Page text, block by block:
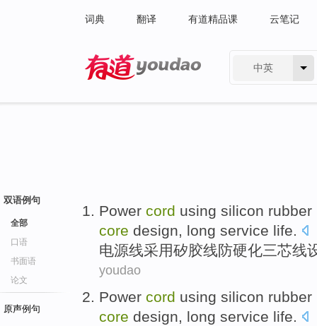
词典 翻译 有道精品课 云笔记
中英
双语例句
全部
口语
书面语
论文
原声例句
Power cord using silicon rubber
core design, long service life.
电源线采用矽胶线防硬化三芯线
youdao
Power cord using silicon rubber
core design, long service life.